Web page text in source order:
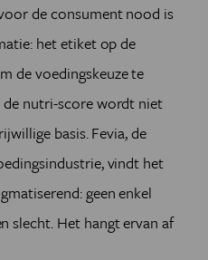
de consument nood is
het etiket op de
de voedingskeuze te
de nutri-score wordt niet
basis. Fevia, de
vindt het
geen enkel
slecht. Het hangt ervan af